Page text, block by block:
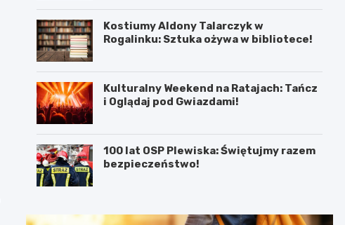
Kostiumy Aldony Talarczyk w
Rogalinku: Sztuka ożywa w bibliotece!
Kulturalny Weekend na Ratajach: Tańcz
i Oglądaj pod Gwiazdami!
100 lat OSP Plewiska: Świętujmy razem
bezpieczeństwo!